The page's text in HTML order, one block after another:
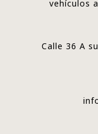
vehículos
Calle 36 A